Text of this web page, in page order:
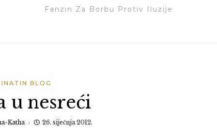
Fanzin Za Borbu Protiv Iluzije
BLOG
u nesreći
Katha 26. siječnja 2012.